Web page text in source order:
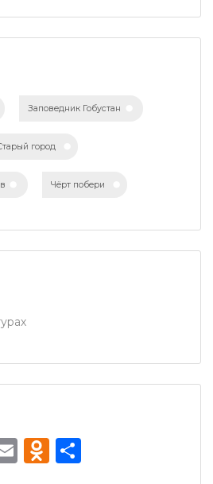
Заповедник Гобустан
город
Чёрт побери
Email